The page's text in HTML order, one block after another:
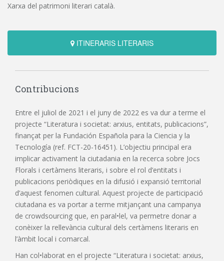
Xarxa del patrimoni literari català.
ITINERARIS LITERARIS
Contribucions
Entre el juliol de 2021 i el juny de 2022 es va dur a terme el
projecte “Literatura i societat: arxius, entitats, publicacions”,
finançat per la Fundación Española para la Ciencia y la
Tecnología (ref. FCT-20-16451). L’objectiu principal era
implicar activament la ciutadania en la recerca sobre Jocs
Florals i certàmens literaris, i sobre el rol d’entitats i
publicacions periòdiques en la difusió i expansió territorial
d’aquest fenomen cultural. Aquest projecte de participació
ciutadana es va portar a terme mitjançant una campanya
de crowdsourcing que, en paral•lel, va permetre donar a
conèixer la rellevància cultural dels certàmens literaris en
l’àmbit local i comarcal.
Han col•laborat en el projecte “Literatura i societat: arxius,